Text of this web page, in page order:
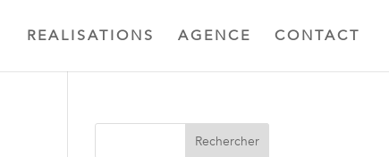
REALISATIONS AGENCE CONTACT